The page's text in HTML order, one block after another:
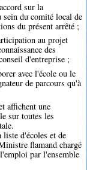
sur la
du comité local de
du présent arrêté ;
au projet
des
d'entreprise ;
avec l'école ou le
de parcours qu'à
affichent une
sur toutes les
d'écoles et de
flamand chargé
par l'ensemble